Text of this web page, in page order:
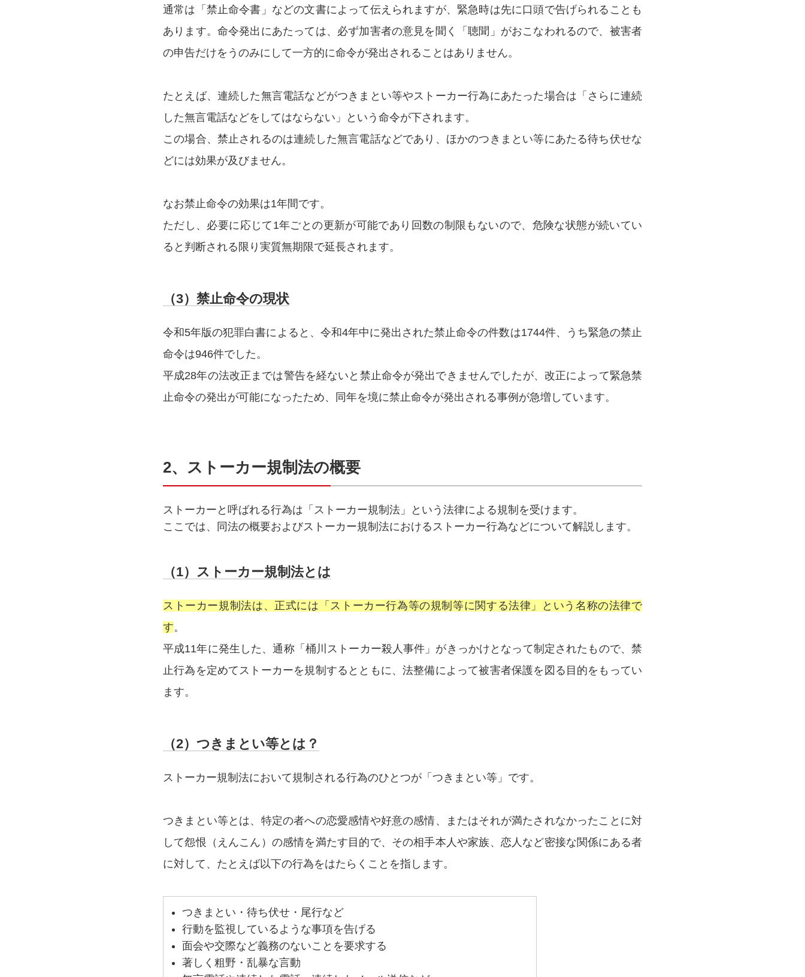
通常は「禁止命令書」などの文書によって伝えられますが、緊急時は先に口頭で告げられることも
あります。命令発出にあたっては、必ず加害者の意見を聞く「聴聞」がおこなわれるので、被害者
の申告だけをうのみにして一方的に命令が発出されることはありません。
たとえば、連続した無言電話などがつきまとい等やストーカー行為にあたった場合は「さらに連続
した無言電話などをしてはならない」という命令が下されます。
この場合、禁止されるのは連続した無言電話などであり、ほかのつきまとい等にあたる待ち伏せな
どには効果が及びません。
なお禁止命令の効果は1年間です。
ただし、必要に応じて1年ごとの更新が可能であり回数の制限もないので、危険な状態が続いてい
ると判断される限り実質無期限で延長されます。
（3）禁止命令の現状
令和5年版の犯罪白書によると、令和4年中に発出された禁止命令の件数は1744件、うち緊急の禁止
命令は946件でした。
平成28年の法改正までは警告を経ないと禁止命令が発出できませんでしたが、改正によって緊急禁
止命令の発出が可能になったため、同年を境に禁止命令が発出される事例が急増しています。
2、ストーカー規制法の概要
ストーカーと呼ばれる行為は「ストーカー規制法」という法律による規制を受けます。
ここでは、同法の概要およびストーカー規制法におけるストーカー行為などについて解説します。
（1）ストーカー規制法とは
ストーカー規制法は、正式には「ストーカー行為等の規制等に関する法律」という名称の法律で
す。
平成11年に発生した、通称「桶川ストーカー殺人事件」がきっかけとなって制定されたもので、禁
止行為を定めてストーカーを規制するとともに、法整備によって被害者保護を図る目的をもってい
ます。
（2）つきまとい等とは？
ストーカー規制法において規制される行為のひとつが「つきまとい等」です。
つきまとい等とは、特定の者への恋愛感情や好意の感情、またはそれが満たされなかったことに対
して怨恨（えんこん）の感情を満たす目的で、その相手本人や家族、恋人など密接な関係にある者
に対して、たとえば以下の行為をはたらくことを指します。
つきまとい・待ち伏せ・尾行など
行動を監視しているような事項を告げる
面会や交際など義務のないことを要求する
著しく粗野・乱暴な言動